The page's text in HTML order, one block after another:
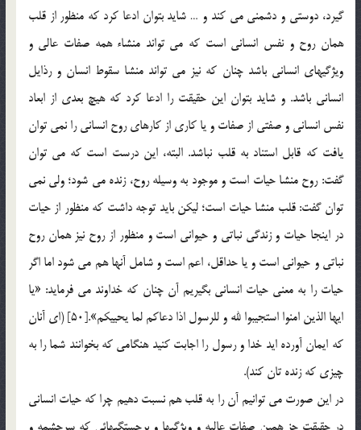
گيرد، دوستي و دشمني مي كند و … شايد بتوان ادعا كرد كه منظور از قلب
همان روح و نفس انساني است كه مي تواند منشاء همه صفات عالي و
ويژگيهاي انساني باشد چنان كه نيز مي تواند منشا سقوط انسان و رذايل
انساني باشد. و شايد بتوان اين حقيقت را ادعا كرد كه هيچ بعدي از ابعاد
نفس انساني و صفتي از صفات و يا كاري از كارهاي روح انساني را نمي توان
يافت كه قابل استناد به قلب نباشد. البته، اين درست است كه مي توان
گفت: روح منشا حيات است و موجود به وسيله روح، زنده مي شود؛ ولي نمي
توان گفت: قلب منشا حيات است؛ ليكن بايد توجه داشت كه منظور از حيات
در اينجا حيات و زندگي نباتي و حيواني است و منظور از روح نيز همان روح
نباتي و حيواني است و يا حداقل، اعم است و شامل آنها هم مي شود اما اگر
حيات را به معني حيات انساني بگيريم آن چنان كه خداوند مي فرمايد: «يا
ايها الذين امنوا استجيبوا لله و للرسول اذا دعاكم لما يحييكم».[50] (اي آنان
كه ايمان آورده ايد خدا و رسول را اجابت كنيد هنگامي كه بخوانند شما را به
چيزي كه زنده تان كند).
در اين صورت مي توانيم آن را به قلب هم نسبت دهيم چرا كه حيات انساني